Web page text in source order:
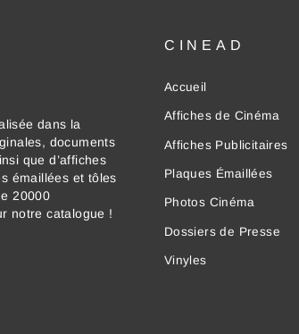
dans la
documents
que d’affiches
émaillées et tôles
20000
notre catalogue !
CINEAD
Accueil
Affiches de Cinéma
Affiches Publicitaires
Plaques Émaillées
Photos Cinéma
Dossiers de Presse
Vinyles